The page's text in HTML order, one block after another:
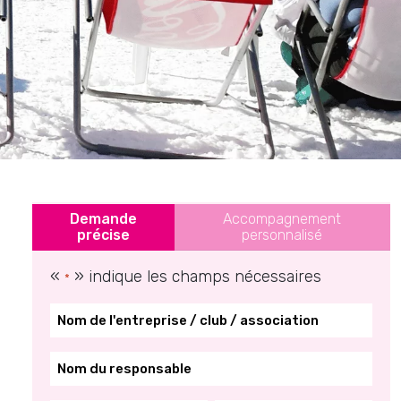
de blocs LED
séparateurs de terrasse
de manière
votre visibilité et
Demande
précise
Accompagnement
personnalisé
« * » indique les champs nécessaires